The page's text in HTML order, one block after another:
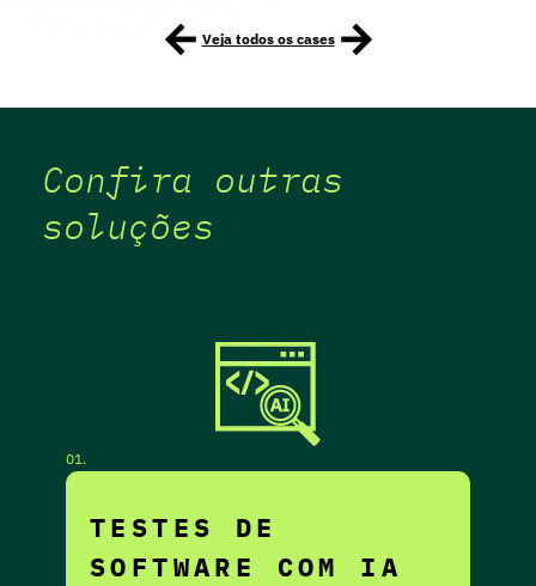
Veja todos os cases
Confira outras
soluções
01.
TESTES DE
SOFTWARE COM IA